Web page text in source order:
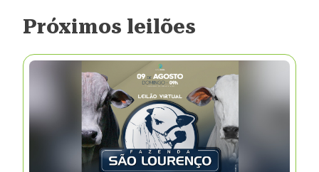
Próximos leilões